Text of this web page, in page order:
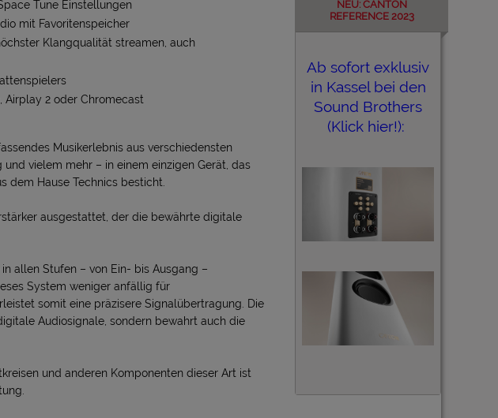
Tune Einstellungen
mit Favoritenspeicher
Klangqualität streamen, auch
Airplay 2 oder Chromecast
Musikerlebnis aus verschiedensten
vielem mehr – in einem einzigen Gerät, das
dem Hause Technics besticht.
ausgestattet, der die bewährte digitale
allen Stufen – von Ein- bis Ausgang –
System weniger anfällig für
somit eine präzisere Signalübertragung. Die
Audiosignale, sondern bewahrt auch die
und anderen Komponenten dieser Art ist
NEU: CANTON
REFERENCE 2023
Ab sofort exklusiv
in Kassel bei den
Sound Brothers
(Klick hier!):